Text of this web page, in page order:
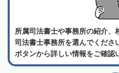
所属司法書士や事務所の紹介、
司法書士事務所を選んでくださ
ボタンから詳しい情報をご確認